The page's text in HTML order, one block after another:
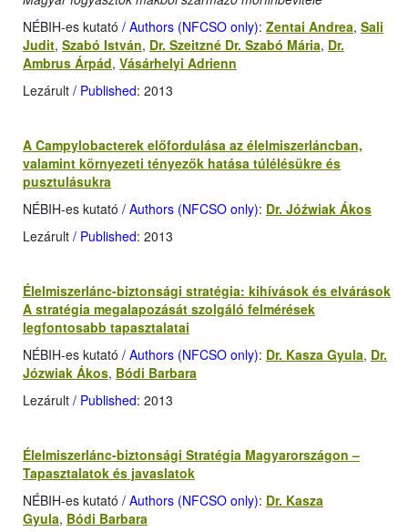
NÉBIH-es kutató / Authors (NFCSO only): Zentai Andrea, Sali
Judit, Szabó István, Dr. Szeitzné Dr. Szabó Mária, Dr.
Ambrus Árpád, Vásárhelyi Adrienn
Lezárult / Published: 2013
A Campylobacterek előfordulása az élelmiszerláncban,
valamint környezeti tényezők hatása túlélésükre és
pusztulásukra
NÉBIH-es kutató / Authors (NFCSO only): Dr. Jóźwiak Ákos
Lezárult / Published: 2013
Élelmiszerlánc-biztonsági stratégia: kihívások és elvárások
A stratégia megalapozását szolgáló felmérések
legfontosabb tapasztalatai
NÉBIH-es kutató / Authors (NFCSO only): Dr. Kasza Gyula, Dr.
Józwiak Ákos, Bódi Barbara
Lezárult / Published: 2013
Élelmiszerlánc-biztonsági Stratégia Magyarországon –
Tapasztalatok és javaslatok
NÉBIH-es kutató / Authors (NFCSO only): Dr. Kasza
Gyula, Bódi Barbara